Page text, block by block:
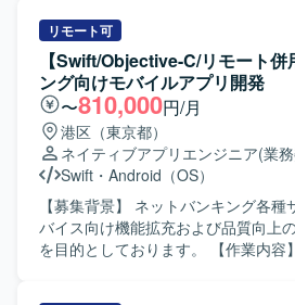
報から仮説を立て、高速でPDCAを回
す。 ・自ら手を動かし、事業数字に
る方を想定しております。 【ポジションの魅力】 ・AIを活
用したHR領域の新規プロダクトにお
ら体験設計をリードできる環境です
ダクトマネージャー、エンジニア、
ーと密に連携しながら、事業開発・
ケティングを一体で推進する経験を
・抽象度の高い事業仮説やユーザー
な体験にすべきか」を定義し、検証
トの勝ち筋をつくっていく経験がで
途、尺、ループ有無、トリガー条件
出一覧の整理 ・Lottie（.json）形式
ータ制作および状態別バリエーショ
状態）、尺（秒数目安）、ループ有
をまとめた演出仕様メモの作成 ・可
月版などフェーズごとの段階導入を
出リストの作成 【求める人物像】 仕様が固まる前段階で
も、ラフな要件からどのように動か
提案できる方を求めております。デ
ニアと密に連携しながら、最短でア
いける方にご活躍いただきたいと考えて
成を行い、ユーザビリティを意識し
頂きます。 【求める人物像】 UI/UX仕様を自ら検討し、顧
客に対してわかりやすく提案できる
関係者と円滑にコミュニケーション
進できる方にマッチするポジションです。 【ポジシ
魅力】 デジタルカメラ分野における
UI/UX設計に携わることで、一般ユー
勝手向上に直接貢献できる案件です
ルを活用しながら、UI/UX設計スキ
す。 【開発環境】 Figma、GitHub、JIRA、PowerPointを中
心とした環境で作業して頂きます。
リモート可
【Swift/Objective-C/リモート
ング向けモバイルアプリ開発
〜810,000円/月
港区（東京都）
ネイティブアプリエンジニア(業
Swift ・ Android（OS）
【募集背景】 ネットバンキング各
バイス向け機能拡充および品質向上
を目的としております。 【作業内容】 ネットバンキング各